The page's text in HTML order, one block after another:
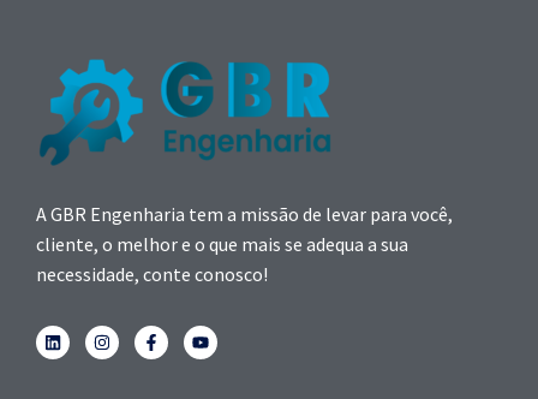
A GBR Engenharia tem a missão de levar para você,
cliente, o melhor e o que mais se adequa a sua
necessidade, conte conosco!